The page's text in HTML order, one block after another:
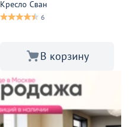
Кресло Сван
6
В корзину